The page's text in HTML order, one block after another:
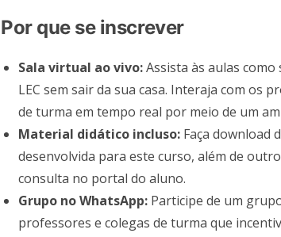
Por que se inscrever
Sala virtual ao vivo:Assista às aulas como
LEC sem sair da sua casa. Interaja com os
de turma em tempo real por meio de um
Material didático incluso: Faça download
desenvolvida para este curso, além de
consulta no portal do aluno.
Grupo no WhatsApp: Participe de um
professores e colegas de turma que